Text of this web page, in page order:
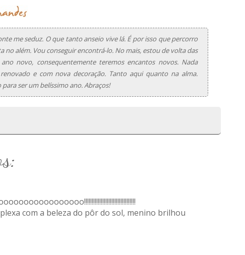
me seduz. O que tanto anseio vive lá. É por isso que percorro
no além. Vou conseguir encontrá-lo. No mais, estou de volta das
novo, consequentemente teremos encantos novos. Nada
e com nova decoração. Tanto aqui quanto na alma.
ser um belíssimo ano. Abraços!
com a beleza do pôr do sol, menino brilhou